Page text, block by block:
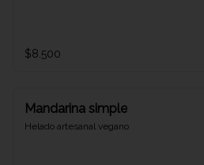
$8.500
Mandarina simple
Helado artesanal vegano